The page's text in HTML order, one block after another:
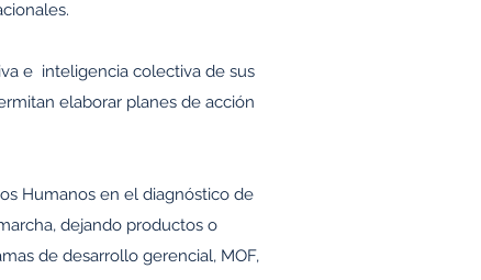
e inteligencia colectiva de sus
elaborar planes de acción
Humanos en el diagnóstico de
dejando productos o
de desarrollo gerencial, MOF,